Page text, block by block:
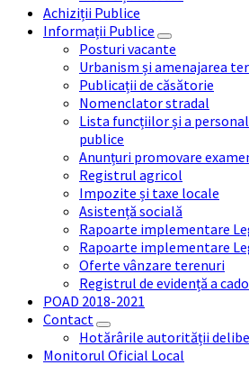
Achiziții Publice
Informații Publice
Posturi vacante
Urbanism și amenajarea
Publicații de căsătorie
Nomenclator stradal
Lista funcțiilor și a
publice
Anunțuri promovare
Registrul agricol
Impozite și taxe locale
Asistență socială
Rapoarte implementare
Rapoarte implementare
Oferte vânzare terenuri
Registrul de evidență a
POAD 2018-2021
Contact
Hotărârile autorității
Monitorul Oficial Local